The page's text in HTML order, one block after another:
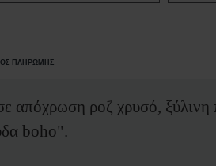
ΠΛΗΡΩΜΉΣ
απόχρωση ροζ χρυσό, ξύλινη
boho".